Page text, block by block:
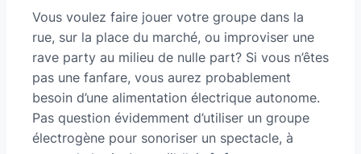
Vous voulez faire jouer votre groupe dans la
rue, sur la place du marché, ou improviser une
rave party au milieu de nulle part? Si vous n’êtes
pas une fanfare, vous aurez probablement
besoin d’une alimentation électrique autonome.
Pas question évidemment d’utiliser un groupe
électrogène pour sonoriser un spectacle, à